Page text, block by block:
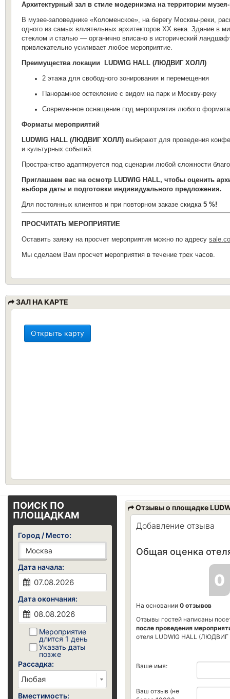
Архитектурный зал в стиле модернизма на территории
В музее-заповеднике «Коломенское», на берегу Москвы-реки,
одного из самых влиятельных архитекторов XX века. Здание в
стеклом и сталью — органично вписано в исторический
привлекательно усиливает любое мероприятие.
Преимущества локации
LUDWIG HALL (ЛЮДВИГ ХОЛЛ)
2 этажа для свободного зонирования и перемещения
Панорамное остекление с видом на парк и Москву-реку
Современное оснащение под мероприятия любого формата
Форматы мероприятий
LUDWIG HALL (ЛЮДВИГ ХОЛЛ) выбирают для проведения
и культурных событий.
Пространство адаптируется под сценарии любой сложности
Приглашаем вас на осмотр LUDWIG HALL, чтобы оценить
выбора даты и подготовки индивидуального предложения.
Для постоянных клиентов и при повторном заказе скидка 5 %!
ПРОСЧИТАТЬ МЕРОПРИЯТИЕ
Оставить заявку на просчет мероприятия можно по адресу
Мы сделаем Вам просчет мероприятия в течение трех часов.
ЗАЛ НА КАРТЕ
Открыть карту
ПОИСК ПО
ПЛОЩАДКАМ
Город / Место:
Дата начала:
Дата окончания:
Мероприятие
длится 1 день
Указать даты
позже
Рассадка:
Вместимость:
Отзывы о площадке
Добавление отзыва
Общая оценка
0
На основании 0 отзывов
Отзывы гостей написаны
после проведения
отеля LUDWIG HALL
Ваше имя:
Ваш отзыв (не